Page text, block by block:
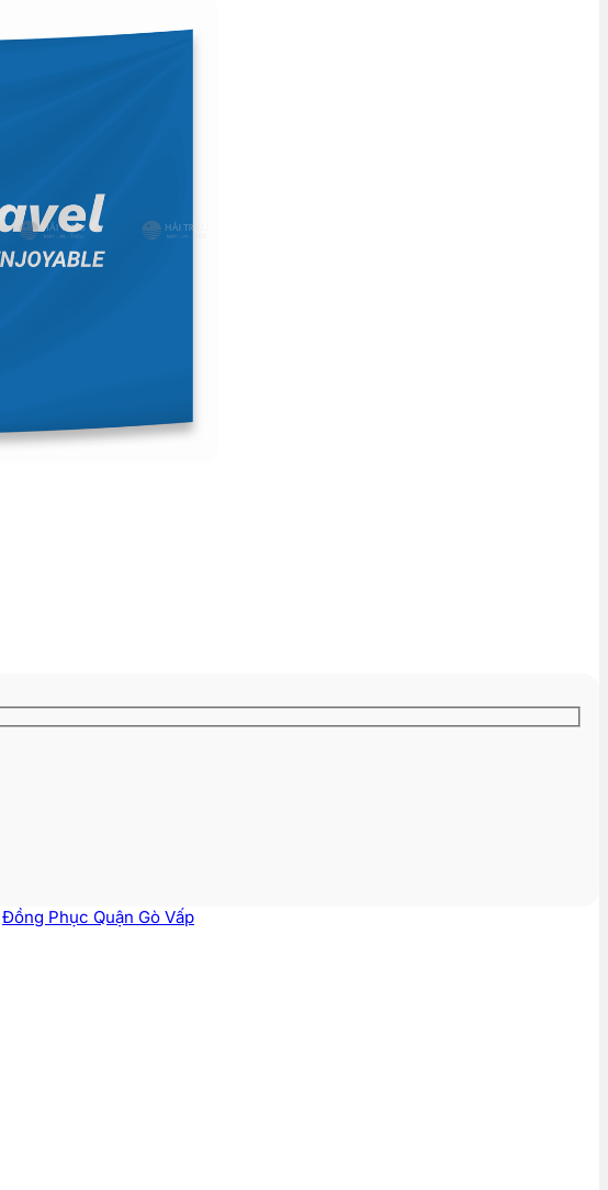
Đồng Phục Quận Gò Vấp